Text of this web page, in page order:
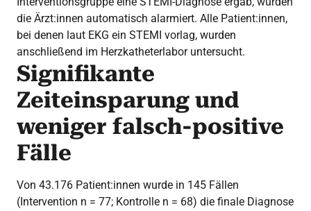
die Ärzt:innen automatisch alarmiert. Alle Patient:innen,
bei denen laut EKG ein STEMI vorlag, wurden
anschließend im Herzkatheterlabor untersucht.
Signifikante
Zeiteinsparung und
weniger falsch-positive
Fälle
Von 43.176 Patient:innen wurde in 145 Fällen
(Intervention n = 77; Kontrolle n = 68) die finale Diagnose